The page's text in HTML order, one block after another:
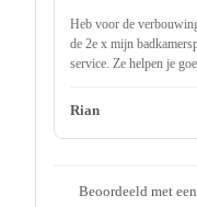
Heb voor de
de 2e x mijn
service. Ze helpen je
Rian
Beoordeeld met